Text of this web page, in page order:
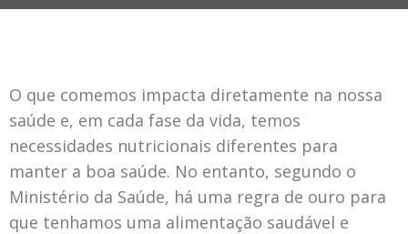
O que comemos impacta diretamente na nossa
saúde e, em cada fase da vida, temos
necessidades nutricionais diferentes para
manter a boa saúde. No entanto, segundo o
Ministério da Saúde, há uma regra de ouro para
que tenhamos uma alimentação saudável e